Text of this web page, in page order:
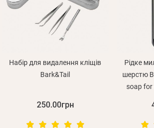
Набір для видалення кліщів
Bark&Tail
250.00грн
Рідке
шерстю
soap for